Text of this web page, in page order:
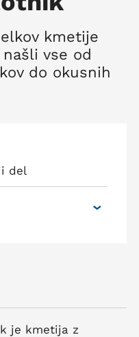
kmetije
vse od
do okusnih
del
je kmetija z